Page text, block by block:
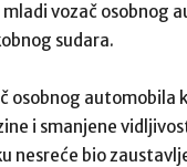
vozač osobnog
sudara.
osobnog automobila
i smanjene
nesreće bio